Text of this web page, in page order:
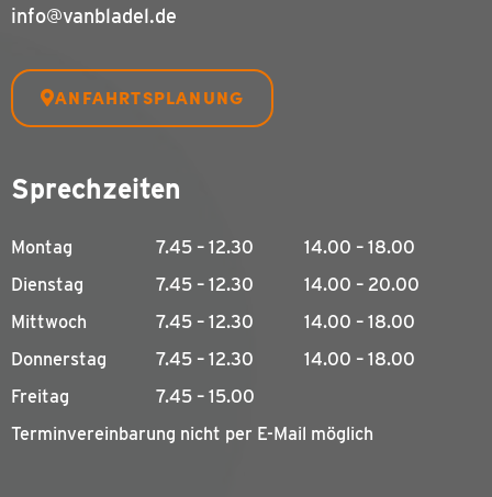
info@vanbladel.de
ANFAHRTSPLANUNG
Sprechzeiten
Montag 7.45 – 12.30
14.00 – 18.00
Dienstag
7.45 – 12.30
14.00 – 20.00
Mittwoch
7.45 – 12.30
14.00 – 18.00
Donnerstag
7.45 – 12.30
14.00 – 18.00
Freitag
7.45 – 15.00
Terminvereinbarung nicht per E-Mail möglich